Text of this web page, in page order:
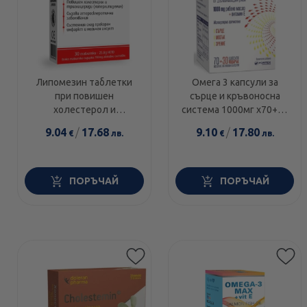
Липомезин таблетки
при повишен
холестерол и
Doych
9.04 € / 17.68 лв.
ПОРЪЧАЙ
Омега 3 капсули за
сърце и кръвоносна
система 1000мг х70+30
9.10€ / 17.80лв.
ПОРЪЧАЙ